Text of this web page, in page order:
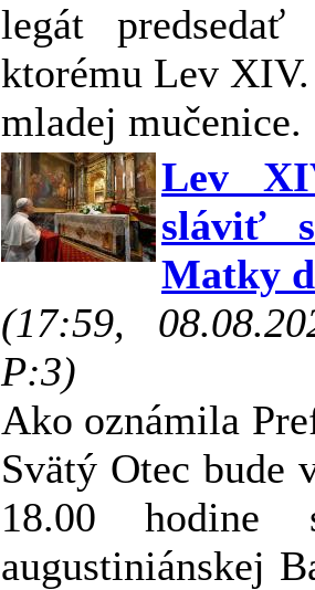
legát
ktorému Lev
mladej mučenice.
Lev
sláviť
Matky
(17:59,
P:3)
Ako oznámila
Svätý Otec bude
18.00
augustiniánskej